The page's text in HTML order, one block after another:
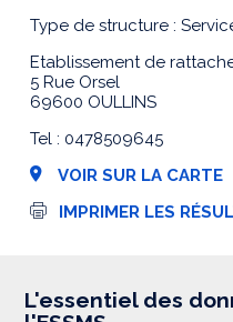
Type de structure :
Etablissement de
5 Rue Orsel
69600 OULLINS
Tel : 0478509645
VOIR SUR LA CARTE
I
s
IMPRIMER LES
L'essentiel des